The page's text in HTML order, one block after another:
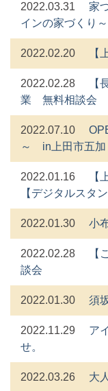
2022.03.31
家
インの家づくり～
2022.02.20 【
2022.02.28
【
業 無料相談会
2022.07.10
～ in上田市五加
2022.01.16
【
【デジタルスタ
2022.01.30 小
2022.02.28
【
談会
2022.01.30 須
2022.11.29
ア
せ。
2022.03.26 大